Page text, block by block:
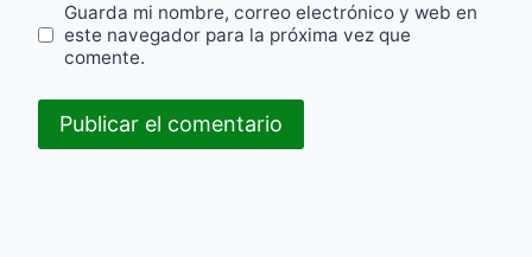
Guarda mi nombre, correo electrónico y web en
este navegador para la próxima vez que
comente.